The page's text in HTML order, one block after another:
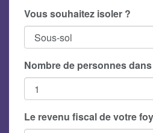
Vous souhaitez isoler ?
Nombre de personnes
Le revenu fiscal de votre